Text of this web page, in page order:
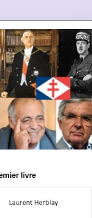
livre